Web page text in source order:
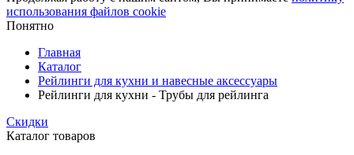
использования файлов cookie
Понятно
Главная
Каталог
Рейлинги для кухни и навесные аксессуары
Рейлинги для кухни - Трубы для рейлинга
Скидки
Каталог товаров